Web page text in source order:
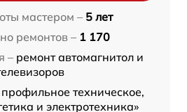
мастером – 5 лет
ремонтов – 1 170
– ремонт автомагнитол и
профильное техническое,
и электротехника»